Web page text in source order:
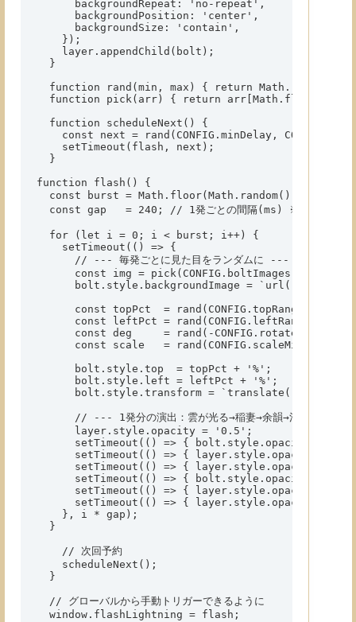
      backgroundRepeat: 'no-repeat',
      backgroundPosition: 'center',
      backgroundSize: 'contain',
    });
    layer.appendChild(bolt);
  }
function rand(min, max) { return Math.random()
function pick(arr) { return
  function scheduleNext() {
const next = rand(CONFIG.minDelay,
    setTimeout(flash, next);
  }
function flash() {
const burst = Math.floor(Math.random() * 2) + 2;
const gap   = 240; // 1発ごとの間隔(ms) ※220〜300の
  for (let i = 0; i < burst; i++) {
    setTimeout(() => {
      // --- 毎発ごとに見た目をランダムに ---
      const img = pick(CONFIG.boltImages);
bolt.style.backgroundImage =
const topPct  = rand(CONFIG.topRangePct[0],
const leftPct =
const deg     = rand(-
const scale   = rand(CONFIG.scaleMin,
      bolt.style.top  = topPct + '%';
      bolt.style.left = leftPct + '%';
bolt.style.transform = `translate(-50%, -
      // --- 1発分の演出：雲が光る→稲妻→余韻→消灯 ---
      layer.style.opacity = '0.5';
setTimeout(() => { bolt.style.opacity =
setTimeout(() => { layer.style.opacity =
setTimeout(() => { layer.style.opacity =
setTimeout(() => { bolt.style.opacity =
setTimeout(() => { layer.style.opacity =
setTimeout(() => { layer.style.opacity =
    }, i * gap);
  }
    // 次回予約
    scheduleNext();
  }
  // グローバルから手動トリガーできるように
  window.flashLightning = flash;